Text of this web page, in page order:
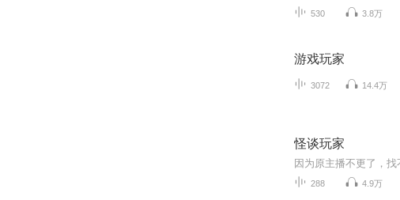
530 3.8万
游戏玩家
3072 14.4万
怪谈玩家
因为原主播不更了，
288 4.9万